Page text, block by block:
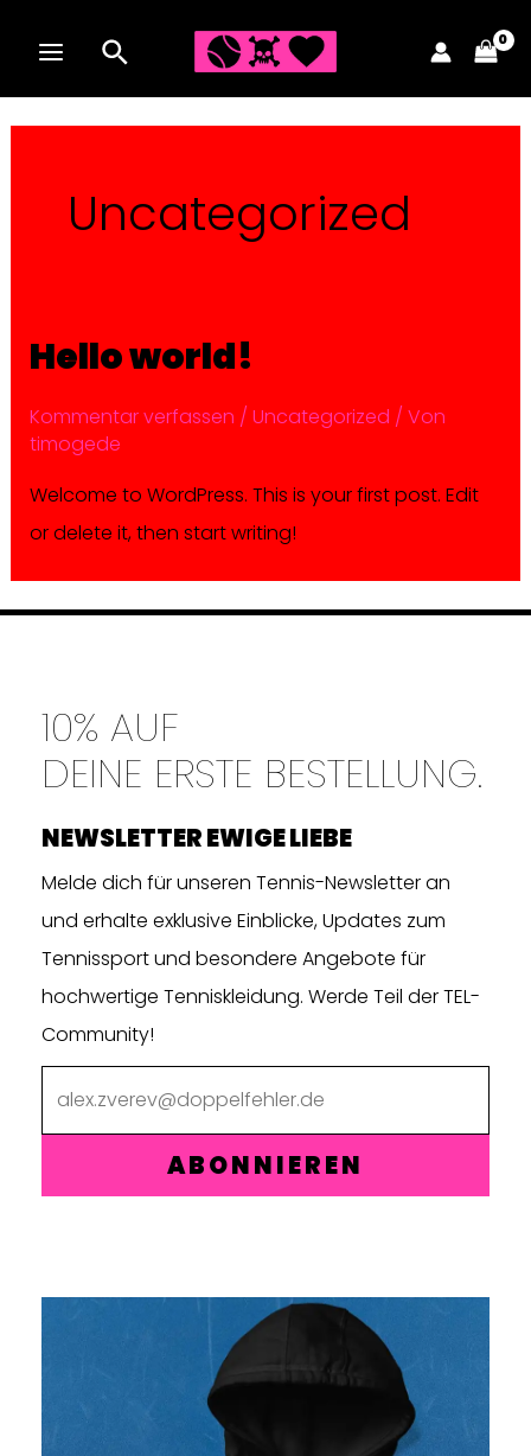
Inhalt
springen
MAIN
MENU
Uncategorized
Hello world!
Kommentar verfassen / Uncategorized / Von
timogede
Welcome to WordPress. This is your first post. Edit
or delete it, then start writing!
10% AUF
DEINE ERSTE BESTELLUNG.
NEWSLETTER EWIGE LIEBE
Melde dich für unseren Tennis-Newsletter an
und erhalte exklusive Einblicke, Updates zum
Tennissport und besondere Angebote für
hochwertige Tenniskleidung. Werde Teil der TEL-
Community!